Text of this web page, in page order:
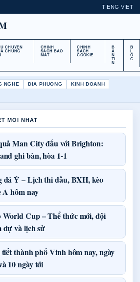
TIENG VIET
CHUYEN
CHUNG
CHINH
SACH BAO
MAT
CHINH
SACH
COOKIE
B
A
N
TI
N
B
L
O
G
NGHE DIA PHUONG
KINH DOANH
MOI NHAT
Man City đấu với Brighton:
ghi bàn, hòa 1-1
đá Ý – Lịch thi đấu, BXH, kèo
A hôm nay
Cup – Thể thức mới, đội
dự và lịch sử
thành phố Vinh hôm nay, ngày
10 ngày tới